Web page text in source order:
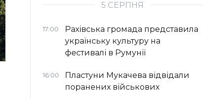
5 СЕРПНЯ
17:00
Рахівська громада представила
українську культуру на
фестивалі в Румунії
16:00
Пластуни Мукачева відвідали
поранених військових